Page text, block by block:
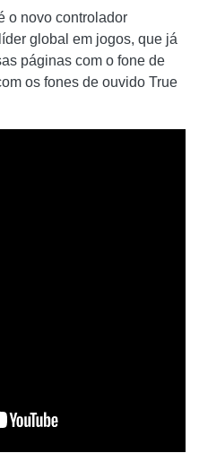
o novo controlador
global em jogos, que já
páginas com o fone de
os fones de ouvido True